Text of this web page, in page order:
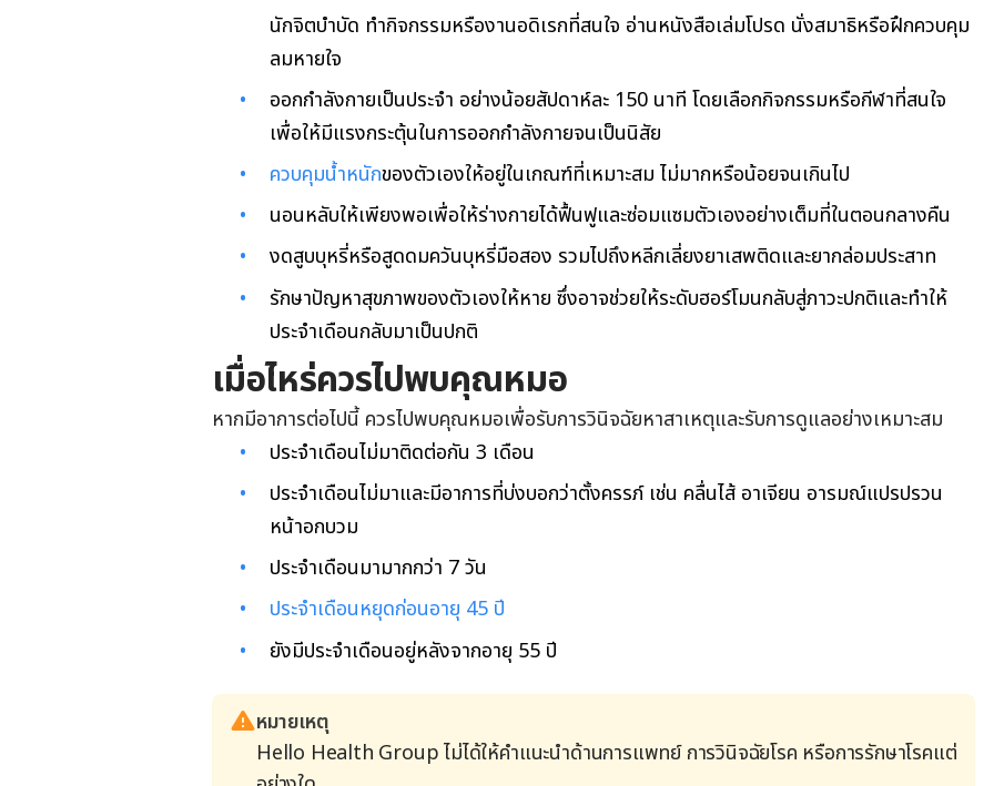
นักจิตบำบัด ทำกิจกรรมหรืองานอดิเรกที่สนใจ อ่านหนังสือเล่มโปรด นั่งสมาธิหรือฝึกควบคุม
ลมหายใจ
ออกกำลังกายเป็นประจำ อย่างน้อยสัปดาห์ละ 150 นาที โดยเลือกกิจกรรมหรือกีฬาที่สนใจ
เพื่อให้มีแรงกระตุ้นในการออกกำลังกายจนเป็นนิสัย
ควบคุมน้ำหนักของตัวเองให้อยู่ในเกณฑ์ที่เหมาะสม ไม่มากหรือน้อยจนเกินไป
นอนหลับให้เพียงพอเพื่อให้ร่างกายได้ฟื้นฟูและซ่อมแซมตัวเองอย่างเต็มที่ในตอนกลางคืน
งดสูบบุหรี่หรือสูดดมควันบุหรี่มือสอง รวมไปถึงหลีกเลี่ยงยาเสพติดและยากล่อมประสาท
รักษาปัญหาสุขภาพของตัวเองให้หาย ซึ่งอาจช่วยให้ระดับฮอร์โมนกลับสู่ภาวะปกติและทำให้
ประจำเดือนกลับมาเป็นปกติ
เมื่อไหร่ควรไปพบคุณหมอ
หากมีอาการต่อไปนี้ ควรไปพบคุณหมอเพื่อรับการวินิจฉัยหาสาเหตุและรับการดูแลอย่างเหมาะสม
ประจำเดือนไม่มาติดต่อกัน 3 เดือน
ประจำเดือนไม่มาและมีอาการที่บ่งบอกว่าตั้งครรภ์ เช่น คลื่นไส้ อาเจียน อารมณ์แปรปรวน
หน้าอกบวม
ประจำเดือนมามากกว่า 7 วัน
ประจำเดือนหยุดก่อนอายุ 45 ปี
ยังมีประจำเดือนอยู่หลังจากอายุ 55 ปี
หมายเหตุ
Hello Health Group ไม่ได้ให้คำแนะนำด้านการแพทย์ การวินิจฉัยโรค หรือการรักษาโรคแต่